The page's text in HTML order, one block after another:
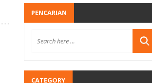
PENCARIAN
CATEGORY